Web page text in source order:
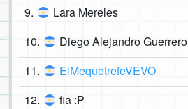
9. Lara Mereles
10. Diego Alejandro Guerrero
11. ElMequetrefeVEVO
12. fia :P